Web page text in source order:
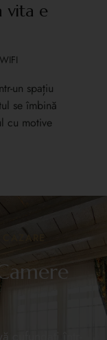
vita e
un spațiu
se îmbină
cu motive